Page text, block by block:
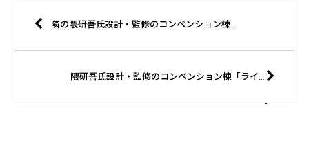
隣の隈研吾氏設計・監修のコンベンション棟「ライトキューブ宇都宮」
隈研吾氏設計・監修のコンベンション棟「ライトキューブ宇都宮」